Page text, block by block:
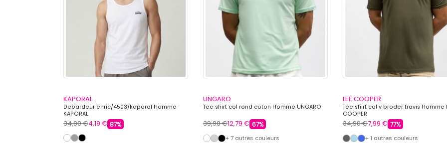
KAPORAL
Debardeur enric/4503/kaporal Homme
KAPORAL
34,90 €4,19 € 87%
UNGARO
Tee shirt col rond coton Homme UNGARO
39,90 €12,79 € 67%
+ 7 autres couleurs
LEE COOPER
Tee shirt col v broder travis Homme
COOPER
34,90 €7,99 € 77%
+ 1 autres couleurs